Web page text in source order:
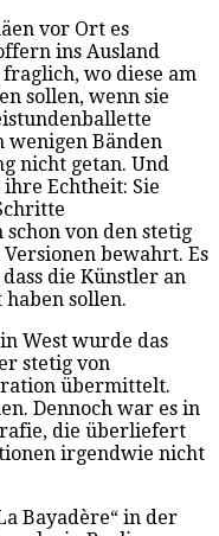
vor Ort es
ins Ausland
wo diese am
sollen, wenn sie
wenigen Bänden
nicht getan. Und
Echtheit: Sie
von den stetig
bewahrt. Es
die Künstler an
sollen.
West wurde das
stetig von
übermittelt.
Dennoch war es in
die überliefert
irgendwie nicht
Bayadère“ in der